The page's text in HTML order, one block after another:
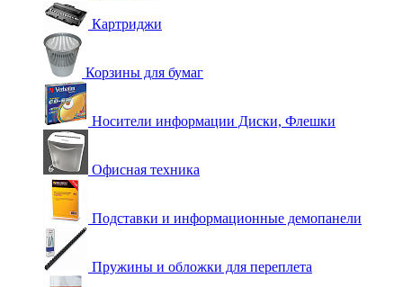
Картриджи
Корзины для бумаг
Носители информации Диски, Флешки
Офисная техника
Подставки и информационные демопанели
Пружины и обложки для переплета